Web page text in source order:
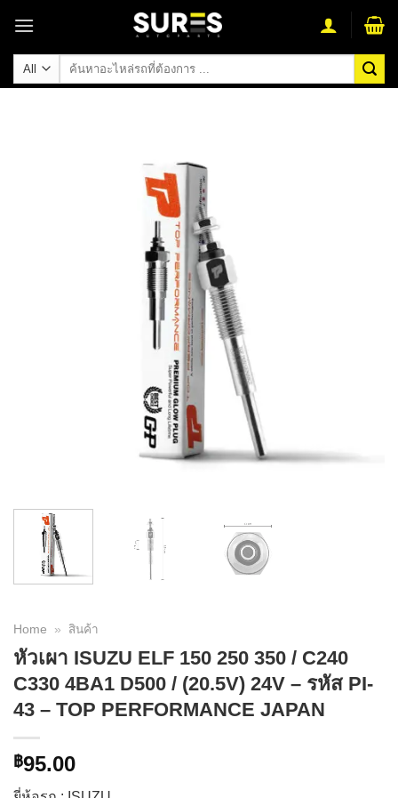
content
ค้นหา:
Home » สินค้า
หัวเผา ISUZU ELF 150 250 350 / C240
C330 4BA1 D500 / (20.5V) 24V – รหัส PI-
43 – TOP PERFORMANCE JAPAN
฿95.00